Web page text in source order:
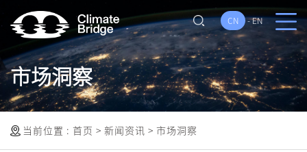
CN -EN
市场洞察
当前位置 : 首页 > 新闻资讯 > 市场洞察